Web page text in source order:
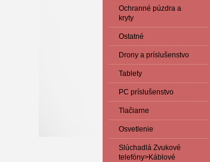
Ochranné púzdra a
kryty
Ostatné
Drony a príslušenstvo
Tablety
PC príslušenstvo
Tlačiarne
Osvetlenie
Slúchadlá Zvukové
telefóny>Káblové